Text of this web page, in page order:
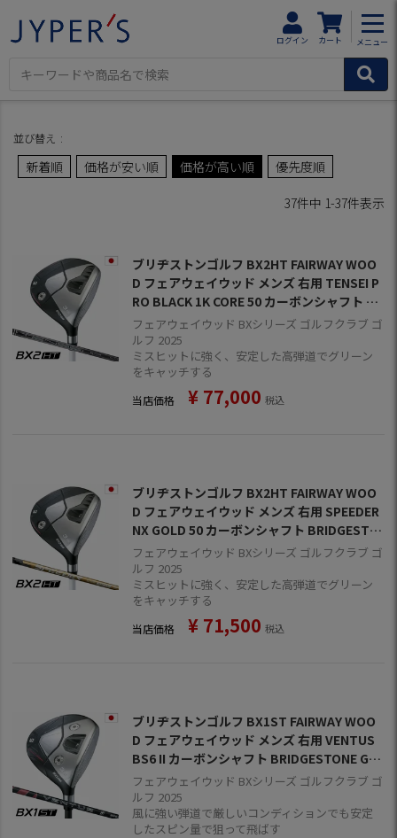
ログイン カート メニュー
HOME 商品一覧 ゴルフクラブ
フェアウェイウッド
ブリヂストンゴルフ
←1ページ前に戻る
並び替え
新着順 価格が安い順 価格が高い順 優先度順
37件中 1-37件表示
ブリヂストンゴルフ BX2HT FAIRWAY WOO
D フェアウェイウッド メンズ 右用 TENSEI P
RO BLACK 1K CORE 50 カーボンシャフト BR
IDGESTONE GOLF 日本正規品 2025年モデル
フェアウェイウッド BXシリーズ ゴルフクラブ ゴ
ルフ 2025
ミスヒットに強く、安定した高弾道でグリーン
をキャッチする
当店価格 ¥ 77,000 税込
ブリヂストンゴルフ BX2HT FAIRWAY WOO
D フェアウェイウッド メンズ 右用 SPEEDER
NX GOLD 50 カーボンシャフト BRIDGESTO
NE GOLF 日本正規品 2025年モデル
フェアウェイウッド BXシリーズ ゴルフクラブ ゴ
ルフ 2025
ミスヒットに強く、安定した高弾道でグリーン
をキャッチする
当店価格 ¥ 71,500 税込
ブリヂストンゴルフ BX1ST FAIRWAY WOO
D フェアウェイウッド メンズ 右用 VENTUS
BS6 II カーボンシャフト BRIDGESTONE GO
LF 日本正規品 2025年モデル
フェアウェイウッド BXシリーズ ゴルフクラブ ゴ
ルフ 2025
風に強い弾道で厳しいコンディションでも安定
したスピン量で狙って飛ばす